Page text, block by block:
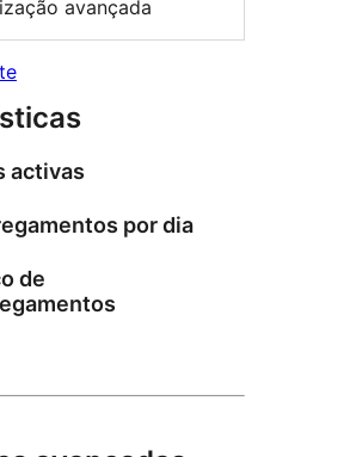
avançada
activas
por dia
de